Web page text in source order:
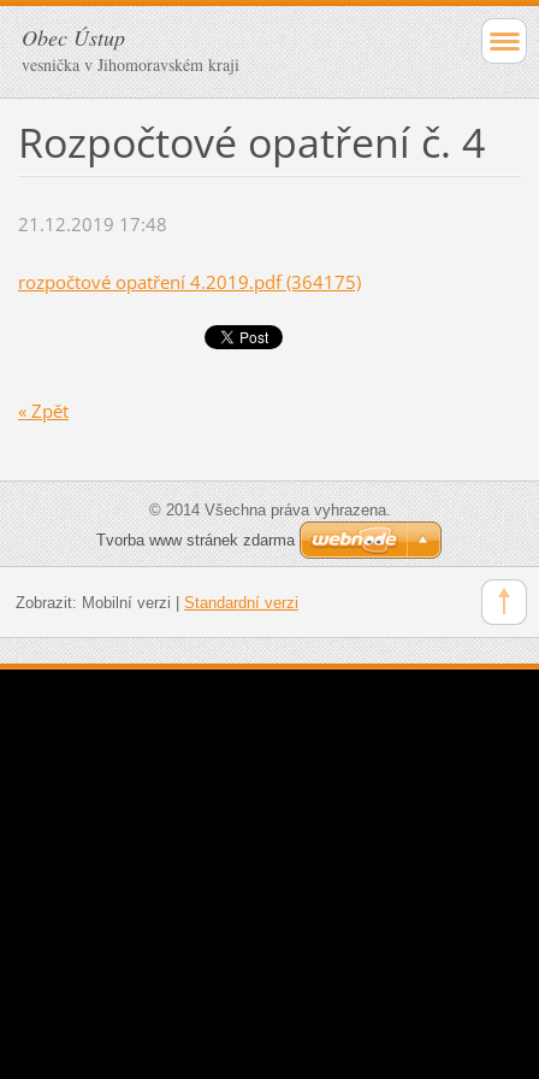
Obec Ústup
vesnička v Jihomoravském kraji
Rozpočtové opatření č. 4
21.12.2019 17:48
rozpočtové opatření 4.2019.pdf (364175)
« Zpět
© 2014 Všechna práva vyhrazena.
Tvorba www stránek zdarma
Zobrazit: Mobilní verzi Standardní verzi